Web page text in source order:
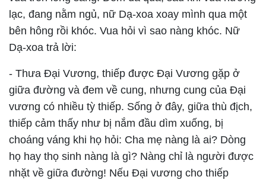
lạc, đang nằm ngủ, nữ Dạ-xoa xoay mình qua một
bên hông rồi khóc. Vua hỏi vì sao nàng khóc. Nữ
Dạ-xoa trả lời:
- Thưa Ðại Vương, thiếp được Ðại Vương gặp ở
giữa đường và đem về cung, nhưng cung của Ðại
vương có nhiều tỳ thiếp. Sống ở đây, giữa thù địch,
thiếp cảm thấy như bị nắm đầu dìm xuống, bị
choáng váng khi họ hỏi: Cha mẹ nàng là ai? Dòng
họ hay thọ sinh nàng là gì? Nàng chỉ là người được
nhặt về giữa đường! Nếu Ðại vương cho thiếp